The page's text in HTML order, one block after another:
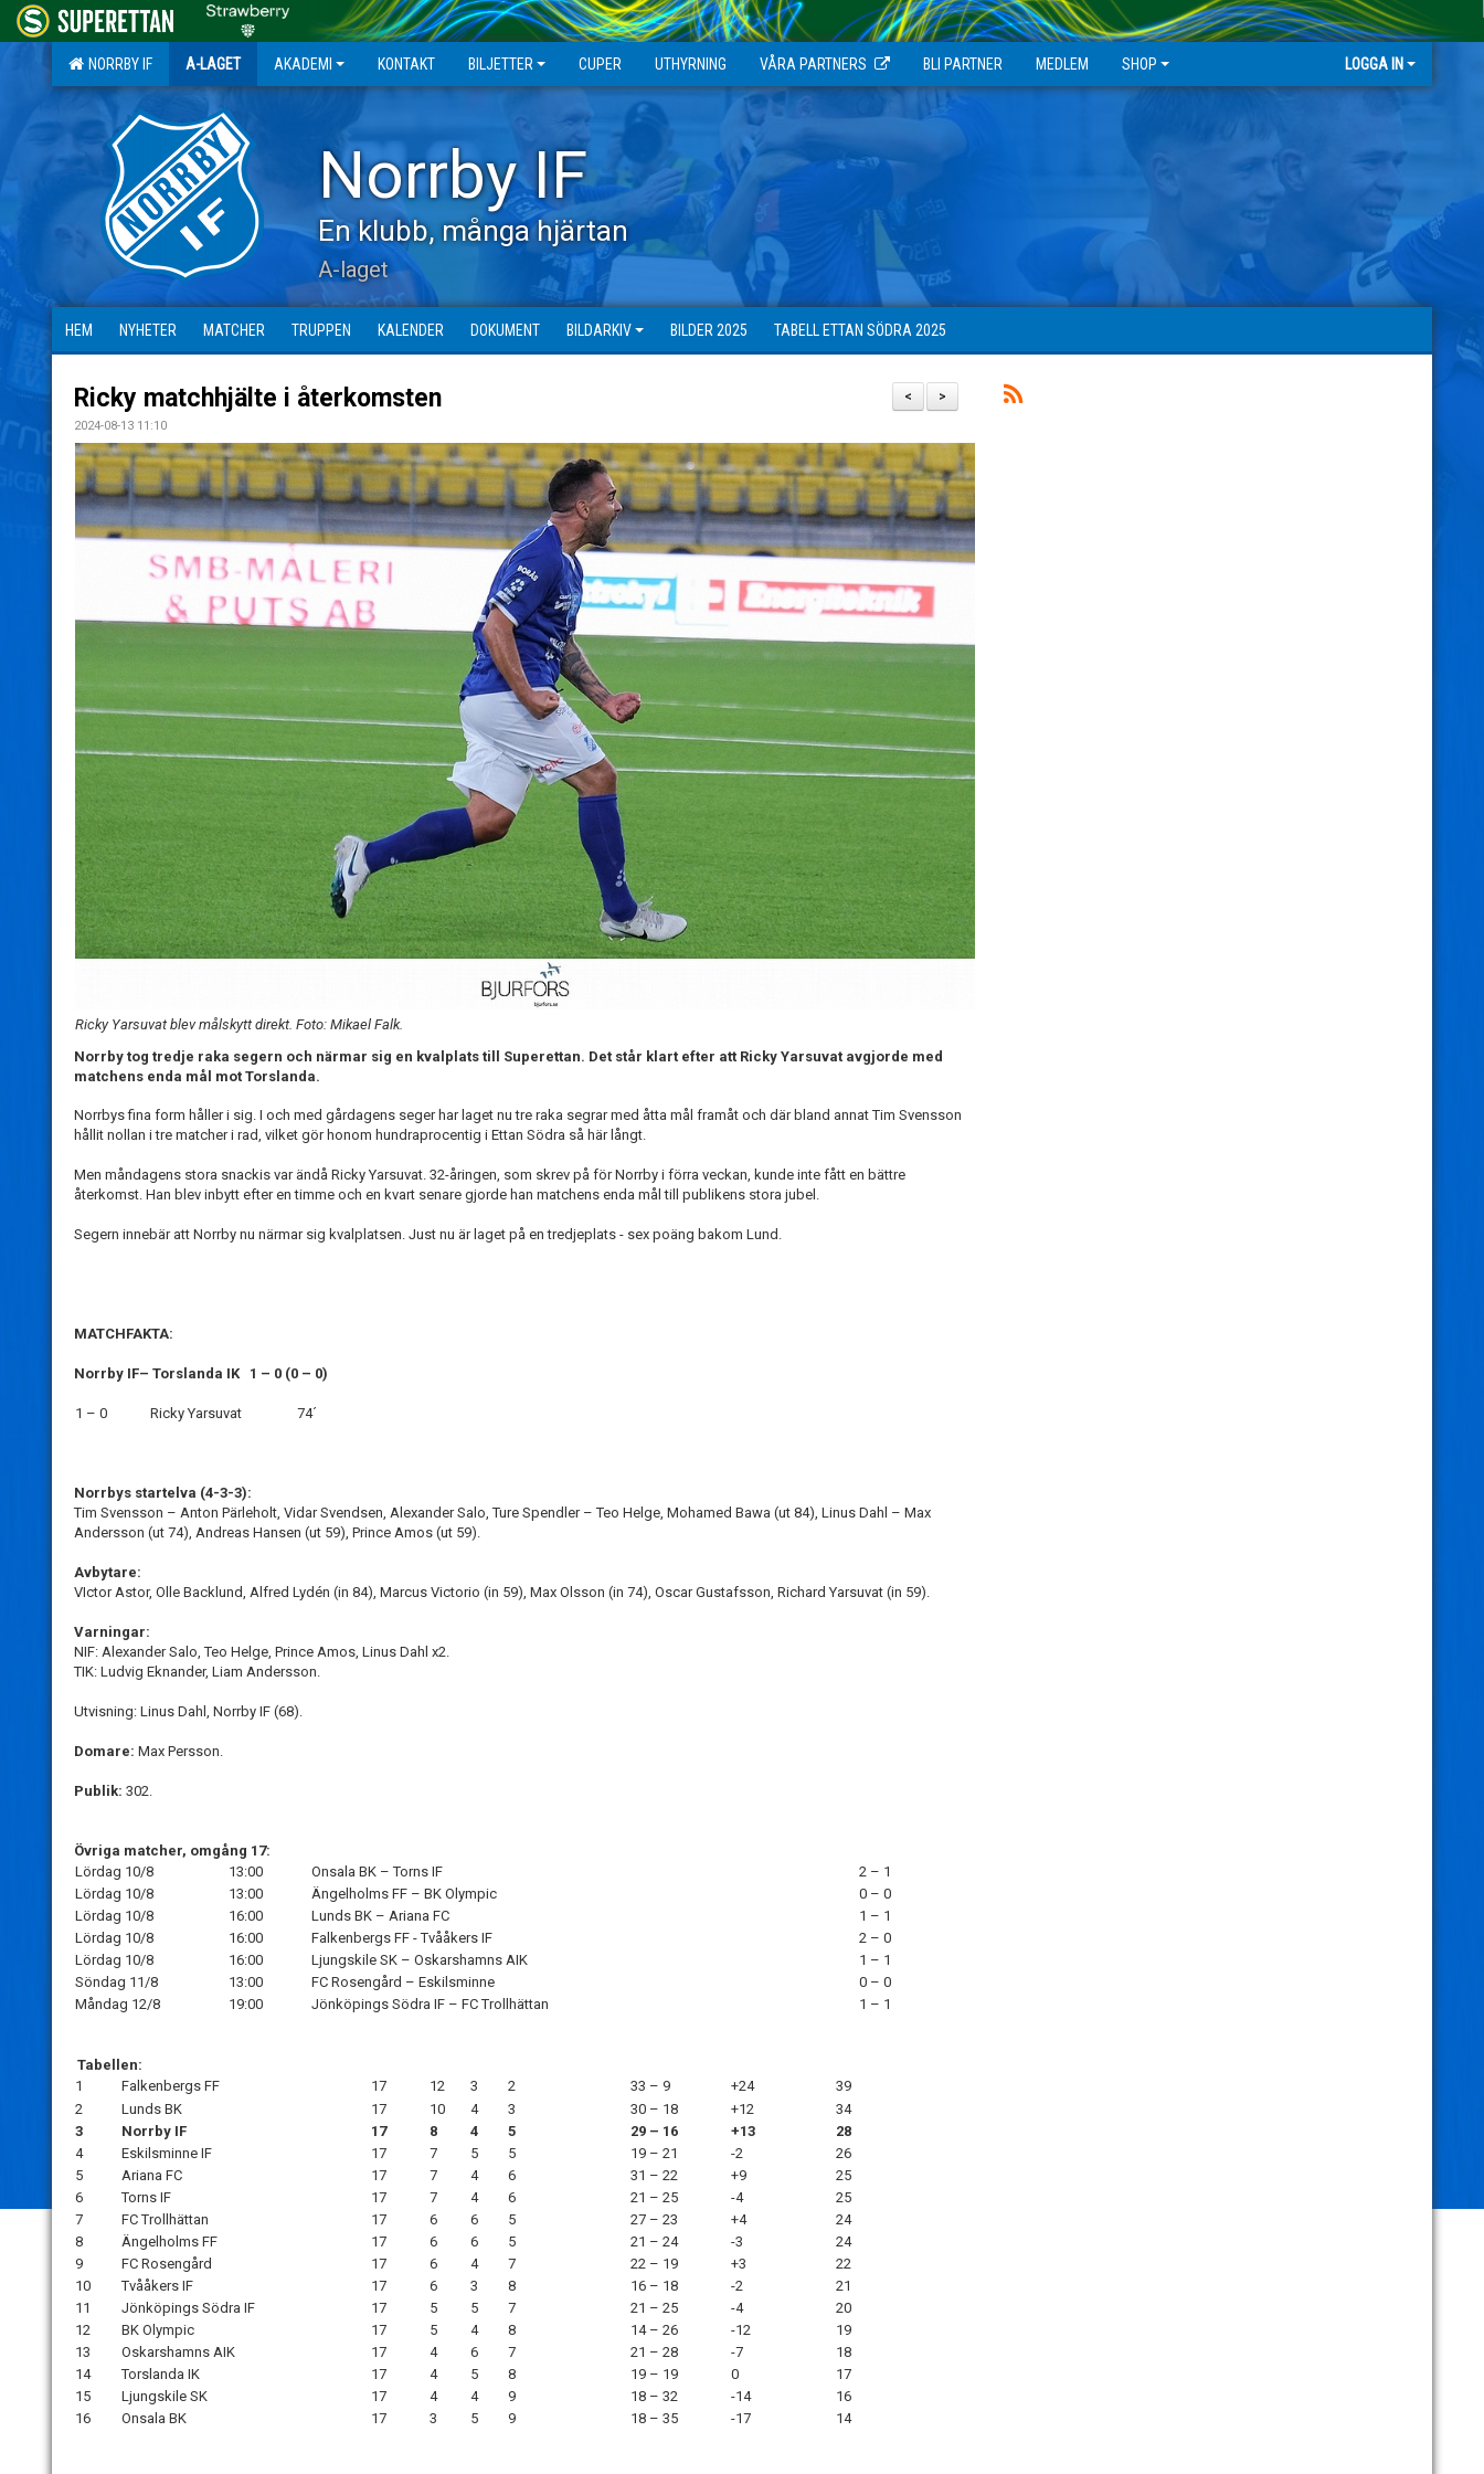
NORRBY IF A-LAGET AKADEMI KONTAKT BILJETTER CUPER UTHYRNING VÅRA PARTNERS BLI PARTNER MEDLEM SHOP LOGGA IN
Norrby IF
En klubb, många hjärtan
A-laget
HEM NYHETER MATCHER TRUPPEN KALENDER DOKUMENT BILDARKIV BILDER 2025 TABELL ETTAN SÖDRA 2025
>
<
Ricky matchhjälte i återkomsten
2024-08-13 11:10
Ricky Yarsuvat blev målskytt direkt. Foto: Mikael Falk.
Norrby tog tredje raka segern och närmar sig en kvalplats till Superettan. Det står klart efter att Ricky Yarsuvat avgjorde med
matchens enda mål mot Torslanda.
Norrbys fina form håller i sig. I och med gårdagens seger har laget nu tre raka segrar med åtta mål framåt och där bland annat Tim Svensson
hållit nollan i tre matcher i rad, vilket gör honom hundraprocentig i Ettan Södra så här långt.
Men måndagens stora snackis var ändå Ricky Yarsuvat. 32-åringen, som skrev på för Norrby i förra veckan, kunde inte fått en bättre
återkomst. Han blev inbytt efter en timme och en kvart senare gjorde han matchens enda mål till publikens stora jubel.
Segern innebär att Norrby nu närmar sig kvalplatsen. Just nu är laget på en tredjeplats - sex poäng bakom Lund.
MATCHFAKTA:
Norrby IF– Torslanda IK 1 – 0 (0 – 0)
1 – 0 Ricky Yarsuvat 74´
Norrbys startelva (4-3-3):
Tim Svensson – Anton Pärleholt, Vidar Svendsen, Alexander Salo, Ture Spendler – Teo Helge, Mohamed Bawa (ut 84), Linus Dahl – Max
Andersson (ut 74), Andreas Hansen (ut 59), Prince Amos (ut 59).
Avbytare:
VIctor Astor, Olle Backlund, Alfred Lydén (in 84), Marcus Victorio (in 59), Max Olsson (in 74), Oscar Gustafsson, Richard Yarsuvat (in 59).
Varningar:
NIF: Alexander Salo, Teo Helge, Prince Amos, Linus Dahl x2.
TIK: Ludvig Eknander, Liam Andersson.
Utvisning: Linus Dahl, Norrby IF (68).
Domare: Max Persson.
Publik: 302.
Övriga matcher, omgång 17:
Lördag 10/8
13:00 Onsala BK – Torns IF
2 – 1
Lördag 10/8
13:00 Ängelholms FF – BK Olympic
0 – 0
Lördag 10/8
16:00 Lunds BK – Ariana FC
1 – 1
Lördag 10/8
16:00 Falkenbergs FF - Tvååkers IF
2 – 0
Lördag 10/8
16:00 Ljungskile SK – Oskarshamns AIK
1 – 1
Söndag 11/8
13:00 FC Rosengård – Eskilsminne
0 – 0
Måndag 12/8
19:00 Jönköpings Södra IF – FC Trollhättan 1 – 1
Tabellen:
1
Falkenbergs FF 17 12 3 2 33 – 9 +24
39
2
Lunds BK 17 10 4 3 30 – 18 +12
34
3
Norrby IF 17 8 4 5 29 – 16 +13
28
4
Eskilsminne IF 17 7 5 5 19 – 21 -2
26
5
Ariana FC 17 7 4 6 31 – 22 +9
25
6
Torns IF 17 7 4 6 21 – 25 -4
25
7
FC Trollhättan 17 6 6 5 27 – 23 +4
24
8
Ängelholms FF 17 6 6 5 21 – 24 -3
24
9
FC Rosengård 17 6 4 7 22 – 19 +3
22
10
Tvååkers IF 17 6 3 8 16 – 18 -2
21
11
Jönköpings Södra IF 17 5 5 7 21 – 25 -4
20
12
BK Olympic 17 5 4 8 14 – 26 -12
19
13
Oskarshamns AIK 17 4 6 7 21 – 28 -7
18
14
Torslanda IK 17 4 5 8 19 – 19 0
17
15
Ljungskile SK 17 4 4 9 18 – 32 -14
16
16
Onsala BK 17 3 5 9 18 – 35 -17 14